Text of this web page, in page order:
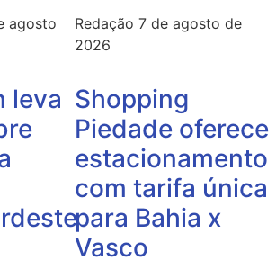
agosto
Redação 7 de agosto de
2026
leva Shopping
Piedade oferece
estacionamento
com tarifa única
para Bahia x
Vasco